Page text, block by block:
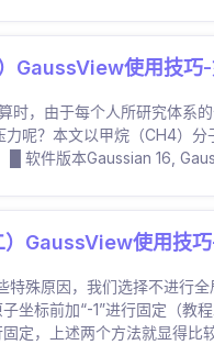
GaussView使用技巧
时，由于每个人所研究体系
呢？本文以甲烷（CH4）
█ 软件版本Gaussian 16,
GaussView使用技
特殊原因，我们选择不进行
坐标前加“-1”进行固定（
定，上述两个方法就显得